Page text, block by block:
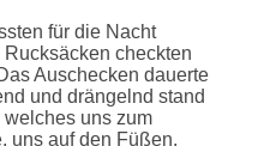
für die Nacht
checkten
Auschecken dauerte
und drängelnd stand
uns zum
uns auf den Füßen.